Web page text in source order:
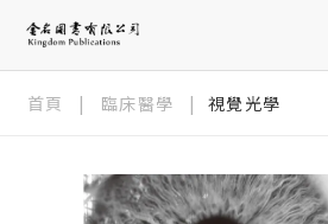
首頁 | 臨床醫學 | 視覺光學